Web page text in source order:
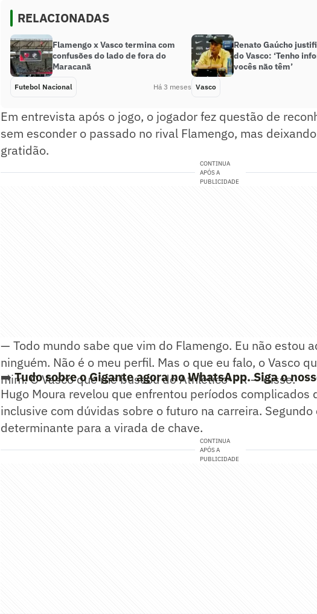
RELACIONADAS
Flamengo x Vasco termina com
confusões do lado de fora do
Maracanã
Futebol Nacional Há 3 meses
Renato Gaúcho
do Vasco: ‘Tenho
vocês não têm’
Vasco
Em entrevista após o jogo, o jogador fez questão de
sem esconder o passado no rival Flamengo, mas
gratidão.
CONTINUA
APÓS A
PUBLICIDADE
— Todo mundo sabe que vim do Flamengo. Eu não estou
ninguém. Não é o meu perfil. Mas o que eu falo, o Vasco
mim. O Vasco que me buscou do Athletico-PR — disse.
➡️Tudo sobre o Gigante agora no WhatsApp. Siga o
Hugo Moura revelou que enfrentou períodos complicados
inclusive com dúvidas sobre o futuro na carreira.
determinante para a virada de chave.
CONTINUA
APÓS A
PUBLICIDADE